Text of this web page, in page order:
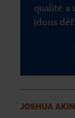
qualité a
(dons
JOSHUA